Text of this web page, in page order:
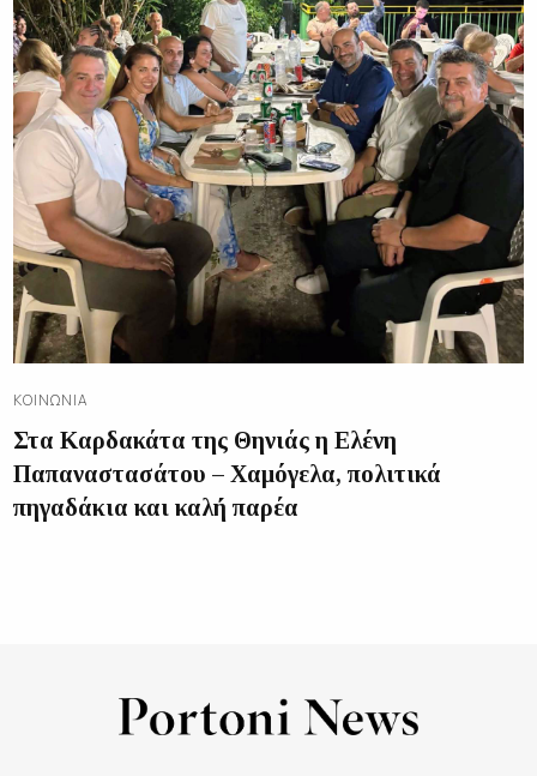
ΚΟΙΝΩΝΊΑ
Στα Καρδακάτα της Θηνιάς η Ελένη
Παπαναστασάτου – Χαμόγελα, πολιτικά
πηγαδάκια και καλή παρέα